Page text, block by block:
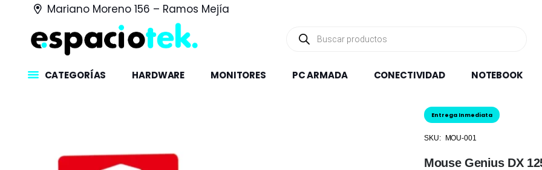
Mariano Moreno 156 – Ramos Mejía
productos
CATEGORÍAS HARDWARE MONITORES PC ARMADA CONECTIVIDAD NOTEBOOK
Entrega Inmediata
SKU: MOU-001
Mouse Genius DX